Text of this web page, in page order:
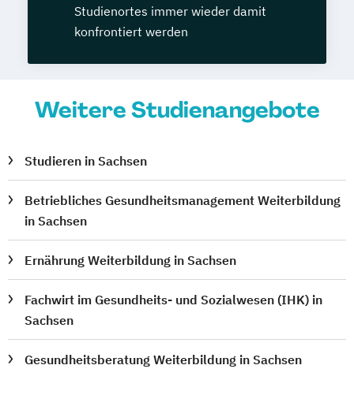
Studienortes immer wieder damit
konfrontiert werden
Weitere Studienangebote
Studieren in Sachsen
Betriebliches Gesundheitsmanagement Weiterbildung
in Sachsen
Ernährung Weiterbildung in Sachsen
Fachwirt im Gesundheits- und Sozialwesen (IHK) in
Sachsen
Gesundheitsberatung Weiterbildung in Sachsen